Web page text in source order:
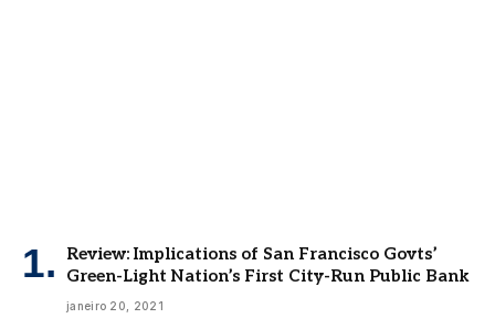
Review: Implications of San Francisco Govts’
Green-Light Nation’s First City-Run Public Bank
janeiro 20, 2021